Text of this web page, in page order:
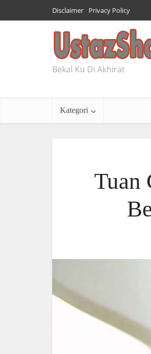
Disclaimer Privacy Policy
Bekal Ku Di Akhirat
Kategori
Tuan